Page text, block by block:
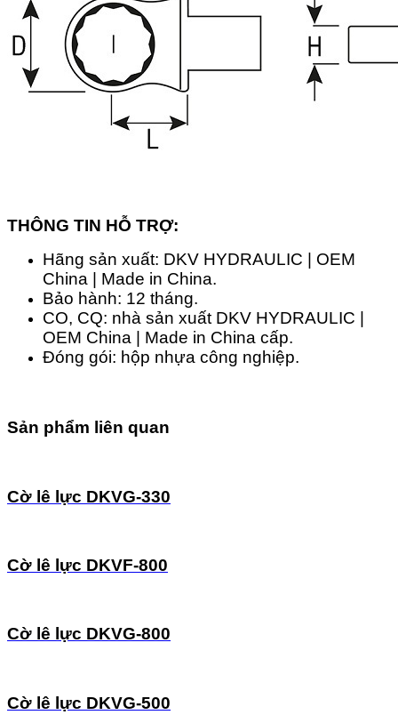
THÔNG TIN HỖ TRỢ:
Hãng sản xuất: DKV HYDRAULIC | OEM
China | Made in China.
Bảo hành: 12 tháng.
CO, CQ: nhà sản xuất DKV HYDRAULIC |
OEM China | Made in China cấp.
Đóng gói: hộp nhựa công nghiệp.
Sản phẩm liên quan
Cờ lê lực DKVG-330
Cờ lê lực DKVF-800
Cờ lê lực DKVG-800
Cờ lê lực DKVG-500